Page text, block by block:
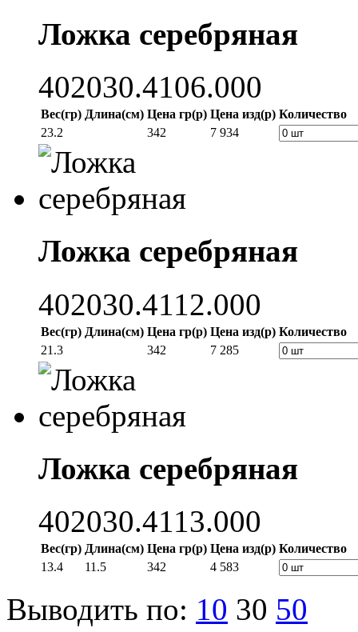
Ложка серебряная
402030.4106.000
Вес(гр) Длина(см) Цена гр(р) Цена изд(р) Количество
23.2
342 7 934
Ложка серебряная
402030.4112.000
Вес(гр) Длина(см) Цена гр(р) Цена изд(р) Количество
21.3
342 7 285
Ложка серебряная
402030.4113.000
Вес(гр) Длина(см) Цена гр(р) Цена изд(р) Количество
13.4
11.5 342 4 583
Выводить по: 10 30 50